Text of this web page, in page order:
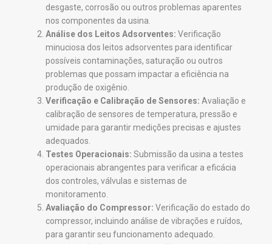
desgaste, corrosão ou outros problemas aparentes
nos componentes da usina.
Análise dos Leitos Adsorventes: Verificação
minuciosa dos leitos adsorventes para identificar
possíveis contaminações, saturação ou outros
problemas que possam impactar a eficiência na
produção de oxigênio.
Verificação e Calibração de Sensores: Avaliação e
calibração de sensores de temperatura, pressão e
umidade para garantir medições precisas e ajustes
adequados.
Testes Operacionais: Submissão da usina a testes
operacionais abrangentes para verificar a eficácia
dos controles, válvulas e sistemas de
monitoramento.
Avaliação do Compressor: Verificação do estado do
compressor, incluindo análise de vibrações e ruídos,
para garantir seu funcionamento adequado.